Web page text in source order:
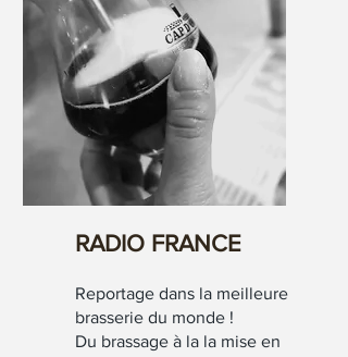
passionnés.
RADIO FRANCE
Reportage dans la meilleure
brasserie du monde !
Du brassage à la la mise en